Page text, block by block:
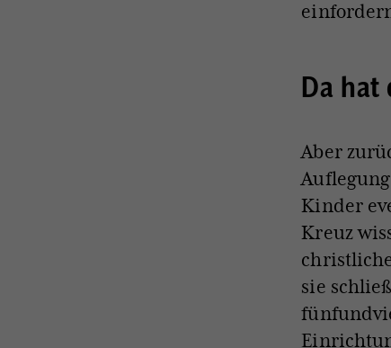
Da hat
Aber
Kinder
Kreuz
sie